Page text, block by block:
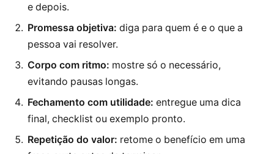
e depois.
Promessa objetiva: diga para quem é e o que a
pessoa vai resolver.
Corpo com ritmo: mostre só o necessário,
evitando pausas longas.
Fechamento com utilidade: entregue uma dica
final, checklist ou exemplo pronto.
Repetição do valor: retome o benefício em uma